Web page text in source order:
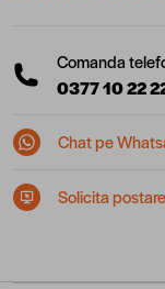
Comanda
0377 10 22
Chat pe
Solicita